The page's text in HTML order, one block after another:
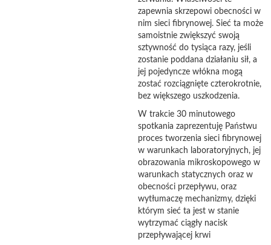
zapewnia skrzepowi obecności w
nim sieci fibrynowej. Sieć ta może
samoistnie zwiększyć swoją
sztywność do tysiąca razy, jeśli
zostanie poddana działaniu sił, a
jej pojedyncze włókna mogą
zostać rozciągnięte czterokrotnie,
bez większego uszkodzenia.
W trakcie 30 minutowego
spotkania zaprezentuję Państwu
proces tworzenia sieci fibrynowej
w warunkach laboratoryjnych, jej
obrazowania mikroskopowego w
warunkach statycznych oraz w
obecności przepływu, oraz
wytłumaczę mechanizmy, dzięki
którym sieć ta jest w stanie
wytrzymać ciągły nacisk
przepływającej krwi